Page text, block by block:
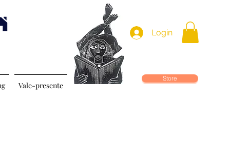
Vale-presente
Login
Store